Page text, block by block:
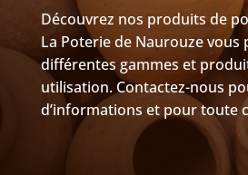
Découvrez nos produits de
La Poterie de Naurouze vous
différentes gammes et
utilisation. Contactez-nous
d’informations et pour toute